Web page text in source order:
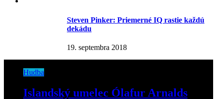
Steven Pinker: Priemerné IQ rastie každú
dekádu
19. septembra 2018
Hudba
Islandský umelec Ólafur Arnalds